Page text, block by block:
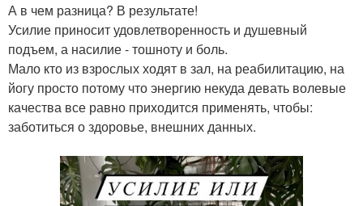
А в чем разница? В результате!
Усилие приносит удовлетворенность и душевный
подъем, а насилие - тошноту и боль.
Мало кто из взрослых ходят в зал, на реабилитацию, на
йогу просто потому что энергию некуда девать волевые
качества все равно приходится применять, чтобы:
заботиться о здоровье, внешних данных.